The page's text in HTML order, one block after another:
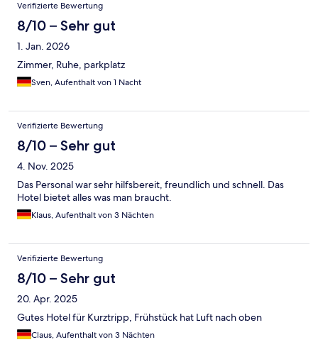
Verifizierte Bewertung
8/10 – Sehr gut
1. Jan. 2026
Zimmer, Ruhe, parkplatz
Sven, Aufenthalt von 1 Nacht
Verifizierte Bewertung
8/10 – Sehr gut
4. Nov. 2025
Das Personal war sehr hilfsbereit, freundlich und schnell. Das
Hotel bietet alles was man braucht.
Klaus, Aufenthalt von 3 Nächten
Verifizierte Bewertung
8/10 – Sehr gut
20. Apr. 2025
Gutes Hotel für Kurztripp, Frühstück hat Luft nach oben
Claus, Aufenthalt von 3 Nächten